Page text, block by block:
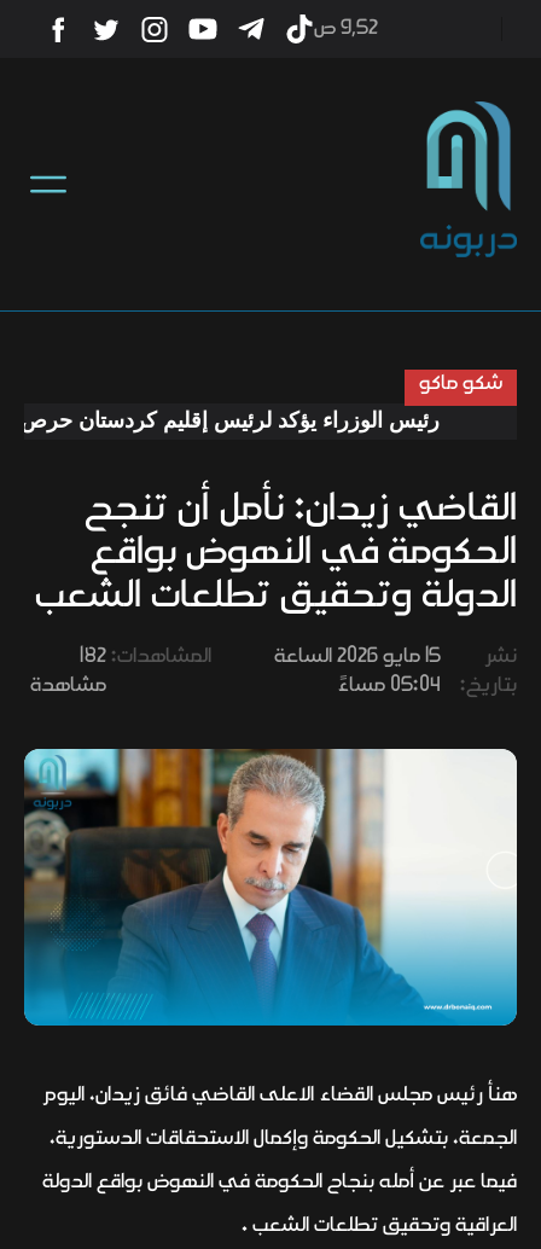
أخبار
رياضة
صحة
ثقافة
وفنون
9٫52 ص
شكو ماكو
رئيس الوزراء يؤكد لرئيس إقليم كردستان حرص
القاضي زيدان: نأمل أن تنجح
الحكومة في النهوض بواقع
الدولة وتحقيق تطلعات الشعب
نشر
بتاريخ:
15 مايو 2026 الساعة
05:04 مساءً
المشاهدات:182
مشاهدة
هنأ رئيس مجلس القضاء الاعلى القاضي فائق زيدان، اليوم
الجمعة، بتشكيل الحكومة وإكمال الاستحقاقات الدستورية،
فيما عبر عن أمله بنجاح الحكومة في النهوض بواقع الدولة
العراقية وتحقيق تطلعات الشعب .